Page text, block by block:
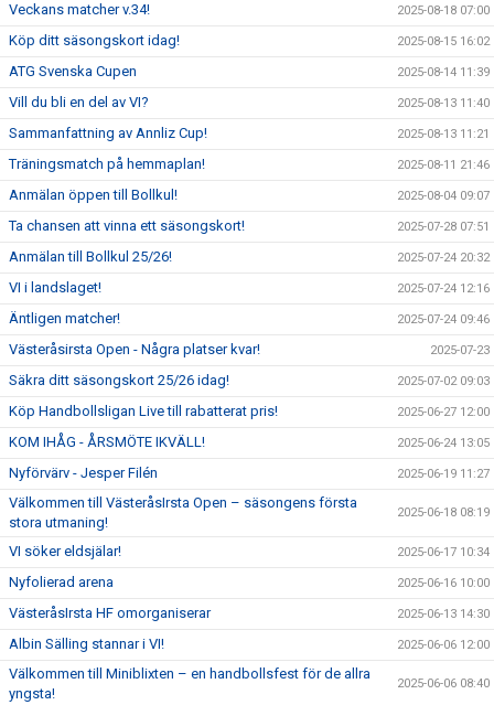
Veckans matcher v.34! 2025-08-18 07:00
Köp ditt säsongskort idag! 2025-08-15 16:02
ATG Svenska Cupen 2025-08-14 11:39
Vill du bli en del av VI? 2025-08-13 11:40
Sammanfattning av Annliz Cup! 2025-08-13 11:21
Träningsmatch på hemmaplan! 2025-08-11 21:46
Anmälan öppen till Bollkul! 2025-08-04 09:07
Ta chansen att vinna ett säsongskort! 2025-07-28 07:51
Anmälan till Bollkul 25/26! 2025-07-24 20:32
VI i landslaget! 2025-07-24 12:16
Äntligen matcher! 2025-07-24 09:46
Västeråsirsta Open - Några platser kvar! 2025-07-23
Säkra ditt säsongskort 25/26 idag! 2025-07-02 09:03
Köp Handbollsligan Live till rabatterat pris! 2025-06-27 12:00
KOM IHÅG - ÅRSMÖTE IKVÄLL! 2025-06-24 13:05
Nyförvärv - Jesper Filén 2025-06-19 11:27
Välkommen till VästeråsIrsta Open – säsongens första
stora utmaning!
2025-06-18 08:19
VI söker eldsjälar! 2025-06-17 10:34
Nyfolierad arena 2025-06-16 10:00
VästeråsIrsta HF omorganiserar 2025-06-13 14:30
Albin Sälling stannar i VI! 2025-06-06 12:00
Välkommen till Miniblixten – en handbollsfest för de allra
yngsta!
2025-06-06 08:40